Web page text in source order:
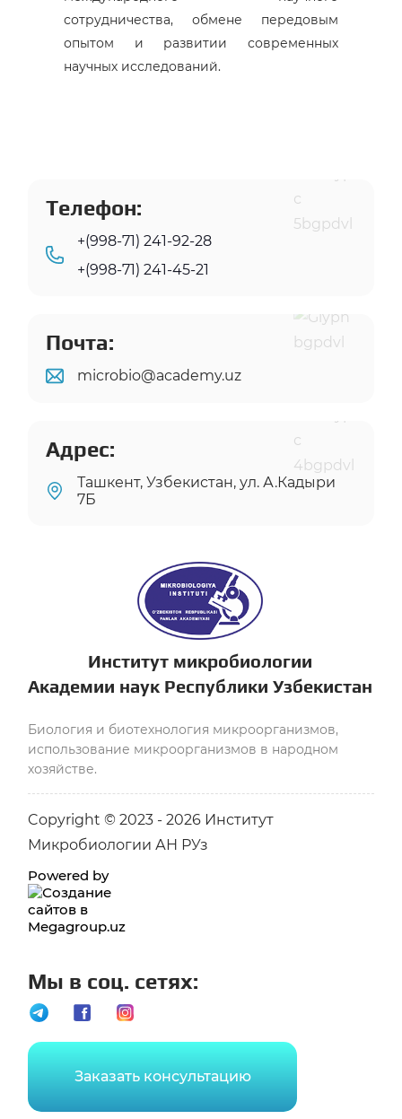
сотрудничества, обмене передовым
опытом и развитии современных
научных исследований.
Адрес:
Ташкент, Узбекистан, ул. А.Кадыри
7Б
Телефон:
+(998-71) 241-92-28
+(998-71) 241-45-21
Почта:
microbio@academy.uz
Институт микробиологии
Академии наук Республики Узбекистан
Биология и биотехнология микроорганизмов,
использование микроорганизмов в народном
хозяйстве.
Copyright © 2023 - 2026 Институт
Микробиологии АН РУз
Powered by
Мы в соц. сетях:
Заказать консультацию